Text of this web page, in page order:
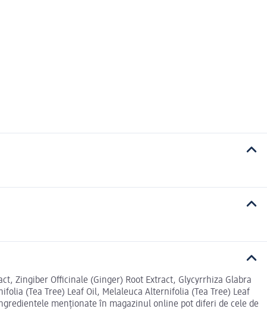
Zingiber Officinale (Ginger) Root Extract, Glycyrrhiza Glabra
(Tea Tree) Leaf Oil, Melaleuca Alternifolia (Tea Tree) Leaf
menționate în magazinul online pot diferi de cele de